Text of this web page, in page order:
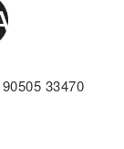
33470